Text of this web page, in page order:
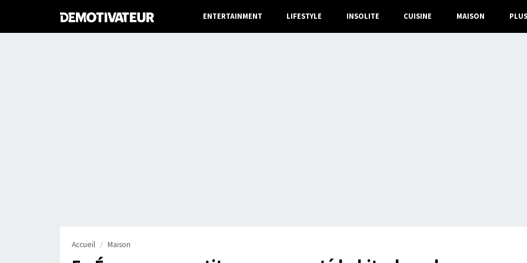
ENTERTAINMENT LIFESTYLE INSOLITE CUISINE MAISON PLUS
Accueil Maison